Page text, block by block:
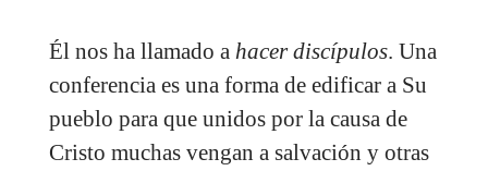
Él nos ha llamado a hacer discípulos. Una
conferencia es una forma de edificar a Su
pueblo para que unidos por la causa de
Cristo muchas vengan a salvación y otras